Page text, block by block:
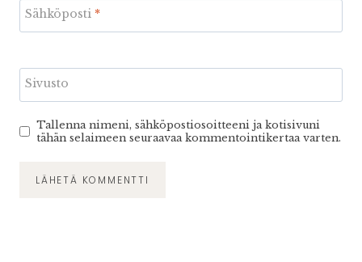
Sähköposti *
Sivusto
Tallenna nimeni, sähköpostiosoitteeni ja kotisivuni
tähän selaimeen seuraavaa kommentointikertaa varten.